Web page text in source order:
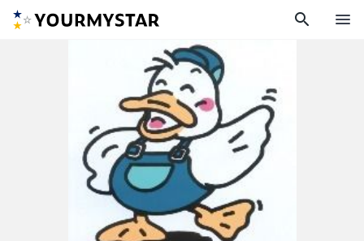
search menu